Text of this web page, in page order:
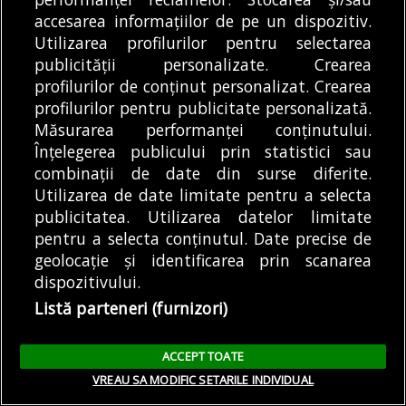
Primăria Sectorului 4 vrea să facă un centru
comportament. Investiția se ridică la peste
18 milioane de lei
accesarea informațiilor de pe un dispozitiv.
Utilizarea profilurilor pentru selectarea
publicității personalizate. Crearea
profilurilor de conținut personalizat. Crearea
profilurilor pentru publicitate personalizată.
Măsurarea performanței conținutului.
Înțelegerea publicului prin statistici sau
combinații de date din surse diferite.
Utilizarea de date limitate pentru a selecta
publicitatea. Utilizarea datelor limitate
pentru a selecta conținutul. Date precise de
geolocație și identificarea prin scanarea
dispozitivului.
Listă parteneri (furnizori)
ACCEPT TOATE
VREAU SA MODIFIC SETARILE INDIVIDUAL